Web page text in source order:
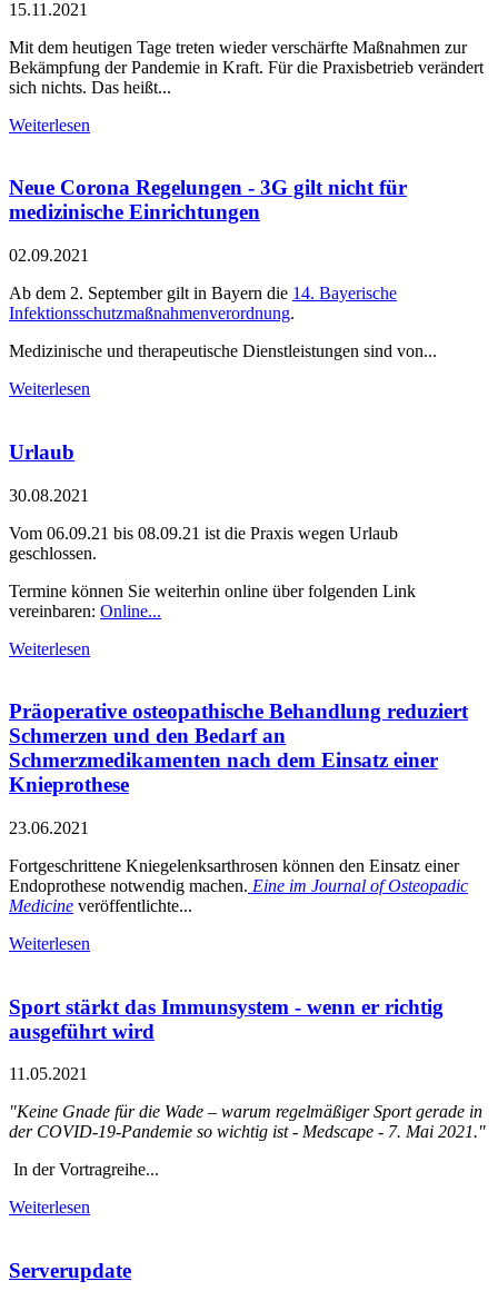
15.11.2021
Mit dem heutigen Tage treten wieder verschärfte Maßnahmen zur
Bekämpfung der Pandemie in Kraft. Für die Praxisbetrieb verändert
sich nichts. Das heißt...
Weiterlesen
Neue Corona Regelungen - 3G gilt nicht für
medizinische Einrichtungen
02.09.2021
Ab dem 2. September gilt in Bayern die 14. Bayerische
Infektionsschutzmaßnahmenverordnung.
Medizinische und therapeutische Dienstleistungen sind von...
Weiterlesen
Urlaub
30.08.2021
Vom 06.09.21 bis 08.09.21 ist die Praxis wegen Urlaub
geschlossen.
Termine können Sie weiterhin online über folgenden Link
vereinbaren: Online...
Weiterlesen
Präoperative osteopathische Behandlung reduziert
Schmerzen und den Bedarf an
Schmerzmedikamenten nach dem Einsatz einer
Knieprothese
23.06.2021
Fortgeschrittene Kniegelenksarthrosen können den Einsatz einer
Endoprothese notwendig machen. Eine im Journal of Osteopadic
Medicine veröffentlichte...
Weiterlesen
Sport stärkt das Immunsystem - wenn er richtig
ausgeführt wird
11.05.2021
"Keine Gnade für die Wade – warum regelmäßiger Sport gerade in
der COVID-19-Pandemie so wichtig ist - Medscape - 7. Mai 2021."
In der Vortragreihe...
Weiterlesen
Serverupdate